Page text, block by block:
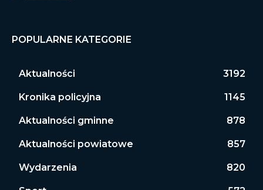
POPULARNE KATEGORIE
Aktualności 3192
Kronika policyjna 1145
Aktualności gminne 878
Aktualności powiatowe 857
Wydarzenia 820